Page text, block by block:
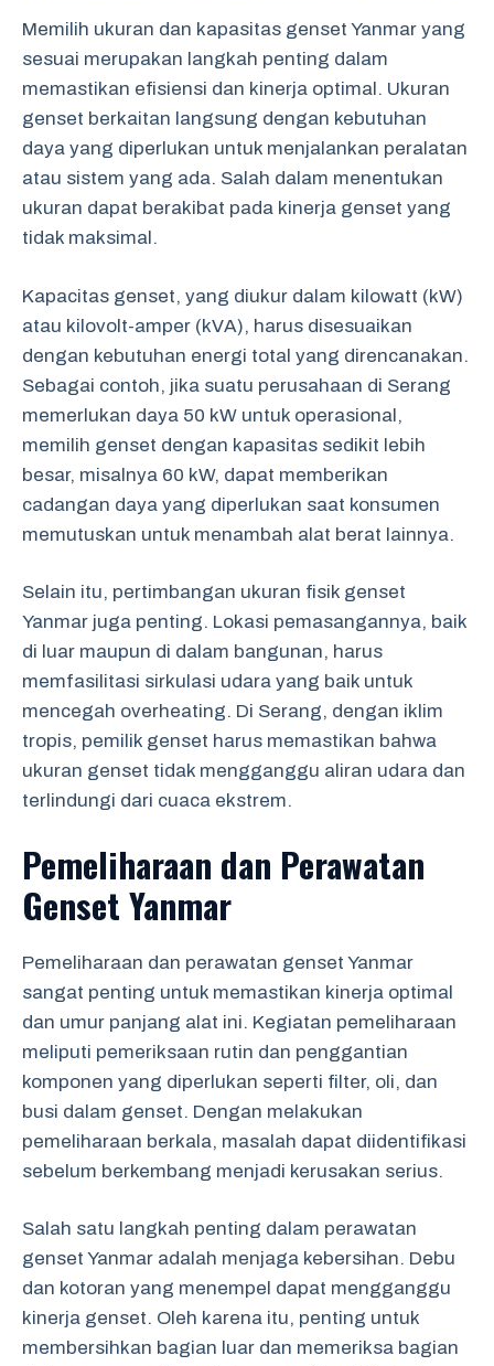
Memilih ukuran dan kapasitas genset Yanmar yang
sesuai merupakan langkah penting dalam
memastikan efisiensi dan kinerja optimal. Ukuran
genset berkaitan langsung dengan kebutuhan
daya yang diperlukan untuk menjalankan peralatan
atau sistem yang ada. Salah dalam menentukan
ukuran dapat berakibat pada kinerja genset yang
tidak maksimal.
Kapacitas genset, yang diukur dalam kilowatt (kW)
atau kilovolt-amper (kVA), harus disesuaikan
dengan kebutuhan energi total yang direncanakan.
Sebagai contoh, jika suatu perusahaan di Serang
memerlukan daya 50 kW untuk operasional,
memilih genset dengan kapasitas sedikit lebih
besar, misalnya 60 kW, dapat memberikan
cadangan daya yang diperlukan saat konsumen
memutuskan untuk menambah alat berat lainnya.
Selain itu, pertimbangan ukuran fisik genset
Yanmar juga penting. Lokasi pemasangannya, baik
di luar maupun di dalam bangunan, harus
memfasilitasi sirkulasi udara yang baik untuk
mencegah overheating. Di Serang, dengan iklim
tropis, pemilik genset harus memastikan bahwa
ukuran genset tidak mengganggu aliran udara dan
terlindungi dari cuaca ekstrem.
Pemeliharaan dan Perawatan
Genset Yanmar
Pemeliharaan dan perawatan genset Yanmar
sangat penting untuk memastikan kinerja optimal
dan umur panjang alat ini. Kegiatan pemeliharaan
meliputi pemeriksaan rutin dan penggantian
komponen yang diperlukan seperti filter, oli, dan
busi dalam genset. Dengan melakukan
pemeliharaan berkala, masalah dapat diidentifikasi
sebelum berkembang menjadi kerusakan serius.
Salah satu langkah penting dalam perawatan
genset Yanmar adalah menjaga kebersihan. Debu
dan kotoran yang menempel dapat mengganggu
kinerja genset. Oleh karena itu, penting untuk
membersihkan bagian luar dan memeriksa bagian